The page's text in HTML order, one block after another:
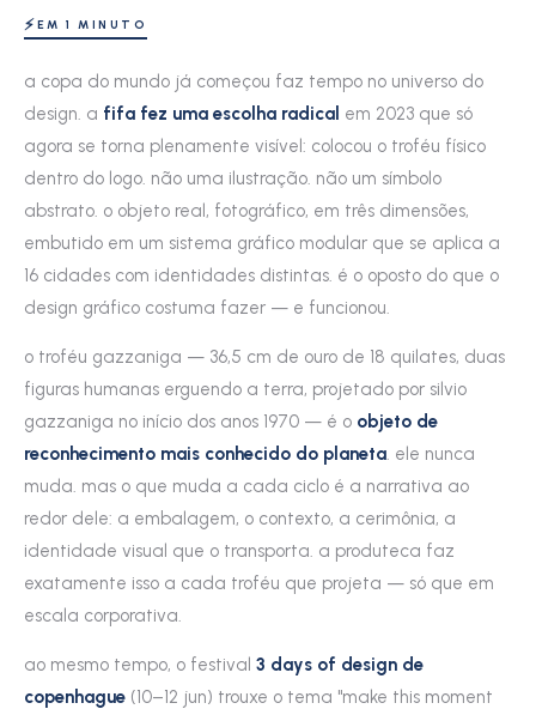
⚡EM 1 MINUTO
a copa do mundo já começou faz tempo no universo do
design. a fifa fez uma escolha radical em 2023 que só
agora se torna plenamente visível: colocou o troféu físico
dentro do logo. não uma ilustração. não um símbolo
abstrato. o objeto real, fotográfico, em três dimensões,
embutido em um sistema gráfico modular que se aplica a
16 cidades com identidades distintas. é o oposto do que o
design gráfico costuma fazer — e funcionou.
o troféu gazzaniga — 36,5 cm de ouro de 18 quilates, duas
figuras humanas erguendo a terra, projetado por silvio
gazzaniga no início dos anos 1970 — é o objeto de
reconhecimento mais conhecido do planeta. ele nunca
muda. mas o que muda a cada ciclo é a narrativa ao
redor dele: a embalagem, o contexto, a cerimônia, a
identidade visual que o transporta. a produteca faz
exatamente isso a cada troféu que projeta — só que em
escala corporativa.
ao mesmo tempo, o festival 3 days of design de
copenhague (10–12 jun) trouxe o tema "make this moment